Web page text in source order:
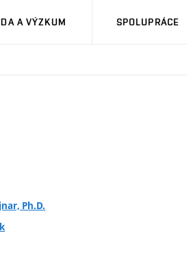
A VÝZKUM SPOLUPRÁCE
Ph.D.